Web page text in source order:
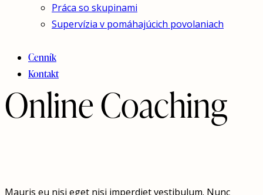
Práca so skupinami
Supervízia v pomáhajúcich povolaniach
Cenník
Kontakt
Online Coaching
Mauris eu nisi eget nisi imperdiet vestibulum. Nunc